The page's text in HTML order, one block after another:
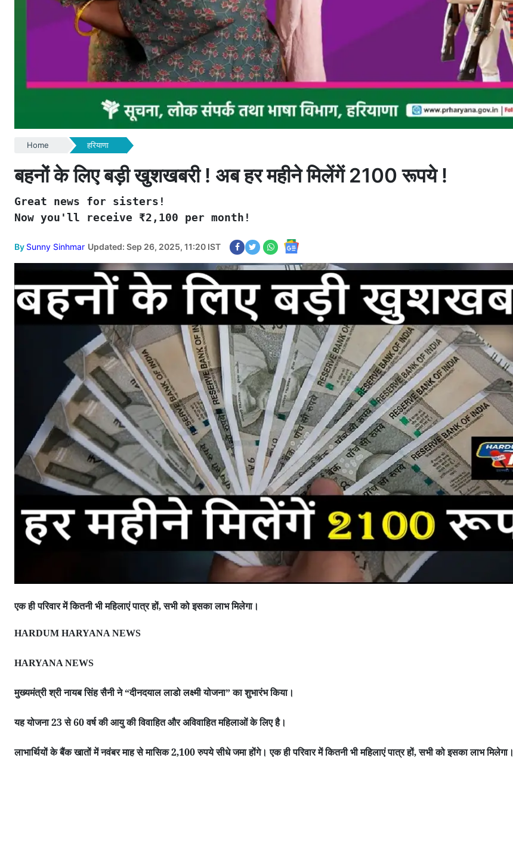
Home हरियाणा
बहनों के लिए बड़ी खुशखबरी ! अब हर महीने मिलेंगें 2100 रूपये !
Great news for sisters!
Now you'll receive ₹2,100 per month!
By Sunny Sinhmar Updated: Sep 26, 2025, 11:20 IST
एक ही परिवार में कितनी भी महिलाएं पात्र हों,सभी को इसका लाभ मिलेगा।
HARDUM HARYANA NEWS
HARYANA NEWS
मुख्यमंत्री श्री नायब सिंह सैनी ने“दीनदयाल लाडो लक्ष्मी योजना”का शुभारंभ किया।
यह योजना 23 से 60 वर्ष की आयु की विवाहित और अविवाहित महिलाओं के लिए है।
लाभार्थियों के बैंक खातों में नवंबर माह से मासिक 2,100 रुपये सीधे जमा होंगे। एक ही परिवार में कितनी भी महिलाएं पात्र हों,सभी को इसका लाभ मिलेगा।